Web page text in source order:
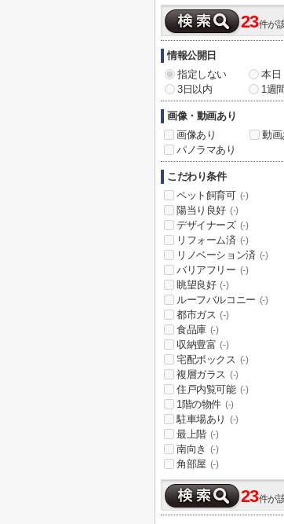
23件が
情報公開日
指定しない
本日
3日以内
1週
画像・動画あり
画像あり
動画
パノラマあり
こだわり条件
ペット飼育可 (-)
陽当り良好 (-)
デザイナーズ (-)
リフォーム済 (-)
リノベーション済 (-)
バリアフリー (-)
眺望良好 (-)
ルーフバルコニー (-)
都市ガス (-)
食品庫 (-)
収納豊富 (-)
宅配ボックス (-)
複層ガラス (-)
住戸内覧可能 (-)
1階の物件 (-)
駐車場あり (-)
最上階 (-)
南向き (-)
角部屋 (-)
23件が